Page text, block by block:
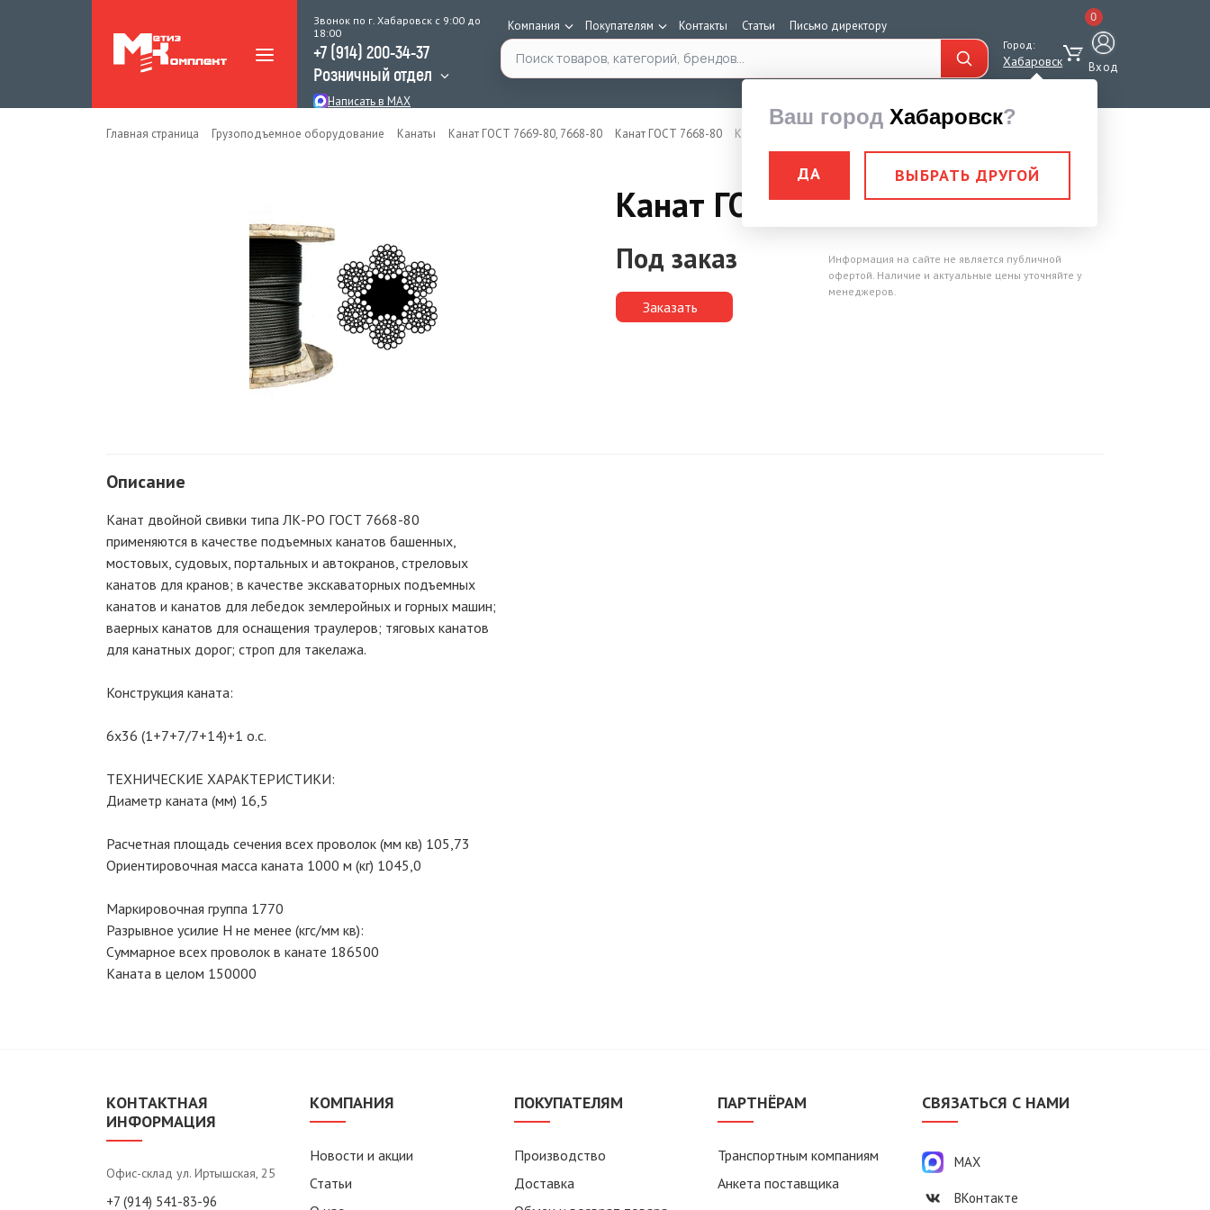
Звонок по г. Хабаровск с 9:00 до
18:00
+7 (914) 200-34-37
Розничный отдел
Написать в MAX
Компания Покупателям Контакты Статьи Письмо директору
Поиск по каталогу Город:
Хабаровск
Ваш город Хабаровск?
ДА ВЫБРАТЬ ДРУГОЙ
0
Вход
Главная страница Грузоподъемное оборудование Канаты Канат ГОСТ 7669-80, 7668-80 Канат ГОСТ 7668-80 Канат ГОСТ 7668-80 ф 16,5 мм
Канат ГОСТ 7668-80 ф 16,5 мм
Под заказ
Заказать
Информация на сайте не является публичной
офертой. Наличие и актуальные цены уточняйте у
менеджеров.
Описание
Канат двойной свивки типа ЛК-РО ГОСТ 7668-80
применяются в качестве подъемных канатов башенных,
мостовых, судовых, портальных и автокранов, стреловых
канатов для кранов; в качестве экскаваторных подъемных
канатов и канатов для лебедок землеройных и горных машин;
ваерных канатов для оснащения траулеров; тяговых канатов
для канатных дорог; строп для такелажа.
Конструкция каната:
6х36 (1+7+7/7+14)+1 о.с.
ТЕХНИЧЕСКИЕ ХАРАКТЕРИСТИКИ:
Диаметр каната (мм) 16,5
Расчетная площадь сечения всех проволок (мм кв) 105,73
Ориентировочная масса каната 1000 м (кг) 1045,0
Маркировочная группа 1770
Разрывное усилие Н не менее (кгс/мм кв):
Суммарное всех проволок в канате 186500
Каната в целом 150000
КОНТАКТНАЯ
ИНФОРМАЦИЯ
Офис-склад ул. Иртышская, 25
+7 (914) 541-83-96
КОМПАНИЯ
Новости и акции
Статьи
ПОКУПАТЕЛЯМ
Производство
Доставка
ПАРТНЁРАМ
Транспортным компаниям
Анкета поставщика
СВЯЗАТЬСЯ С НАМИ
MAX
ВКонтакте